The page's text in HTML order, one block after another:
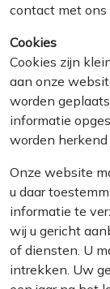
contact met ons
Cookies
Cookies zijn
aan onze
worden
informatie
worden
Onze website
u daar
informatie te
wij u gericht
of diensten. U
intrekken. Uw